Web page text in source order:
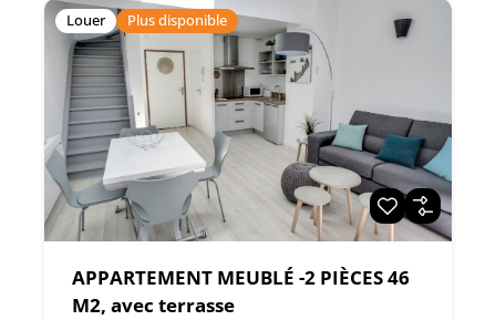
Louer Plus disponible
APPARTEMENT MEUBLÉ -2 PIÈCES 46
M2, avec terrasse